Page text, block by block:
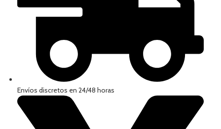
Envíos discretos en 24/48 horas